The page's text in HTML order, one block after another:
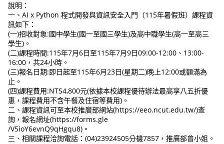
說明：
一、AI x Python 程式開發與資訊安全入門（115年暑假班）課程資
訊如下：
(一)招收對象:國中學生(國一至國三學生)及高中職學生(高一至高三
學生)。
(二)課程時間:115年7月6日至115年7月9日09:00-12:00、13:00-
16:00，共24小時。
(三)報名日期:即日起至115年6月23日(星期二)晚上12:00或額滿為
止。
(四)課程費用:NTS4,800元(依據本校課程優待辦法最高享八五折優
惠，課程費用不含午餐及住宿等費用)。
二、課程資訊可至本校推廣部網站(https://eeo.ncut.edu.tw/)查
詢，報名網址(https://forms.gle
/V5ioY6evnQ9qHgqu8)。
三、相關課程洽詢電話：(04)23924505分機7857，推廣部曾小姐。